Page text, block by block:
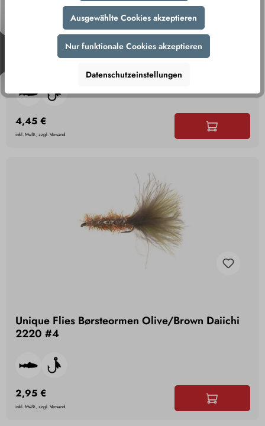
Unique Flies Stf Orange Shrimp Uv Gamakatsu
4,45 €
inkl. MwSt., zzgl. Versand
Unique Flies Børsteormen Olive/Brown Daiichi
2220 #4
2,95 €
inkl. MwSt., zzgl. Versand
Ausgewählte Cookies akzeptieren
Nur funktionale Cookies akzeptieren
Datenschutzeinstellungen